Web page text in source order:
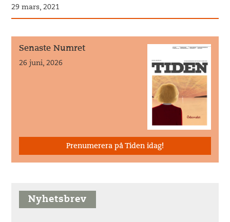
29 mars, 2021
Senaste Numret
26 juni, 2026
Prenumerera på Tiden idag!
Nyhetsbrev